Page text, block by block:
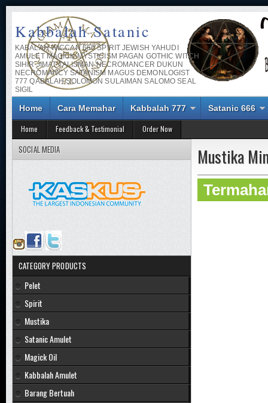
Kabbalah Satanic
KABALAH WICCAN 666 SPIRIT JEWISH YAHUDI
AMULET MAGICK MYSTICISM PAGAN GOTHIC WITCH
SIHIR JIMAT TALISMAN NECROMANCER DUKUN
NECROMANCY SATANISM MAGUS DEMONLOGIST
777 QABALAH SOLOMON SULAIMAN SALOMO SEAL
SIGIL
Home Cara Memahar Kabbalah 777 Satanic 666
Home Feedback & Testimonial Order Now
Mustika
SOCIAL MEDIA
CATEGORY PRODUCTS
Pelet
Spirit
Mustika
Satanic Amulet
Magick Oil
Kabbalah Amulet
Barang Bertuah